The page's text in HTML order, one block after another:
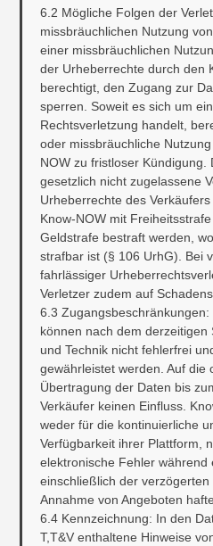
6.2 Mögliche Folgen der
missbräuchlichen Nutzung
einer missbräuchlichen
der Urheberrechte durch den
berechtigt, den Zugang zur
sperren. Soweit es sich um
Rechtsverletzung handelt,
oder missbräuchliche
NOW zu fristloser Kündigung.
gesetzlich nicht zugelassene
Urheberrechte des
Know-NOW mit
Geldstrafe bestraft werden,
strafbar ist (§ 106 UrhG). Bei
fahrlässiger
Verletzer zudem auf
6.3
können nach dem derzeitigen
und Technik nicht fehlerfrei
gewährleistet werden. Auf die
Übertragung der Daten bis
Verkäufer keinen Einfluss.
weder für die kontinuierliche
Verfügbarkeit ihrer Plattform,
elektronische Fehler während
einschließlich der
Annahme von Angeboten
6.4 Kennzeichnung: In den
T,T&V enthaltene Hinweise